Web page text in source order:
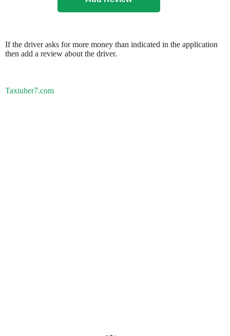
If the driver asks for more money than indicated in the application
then add a review about the driver.
Taxiuber7.com